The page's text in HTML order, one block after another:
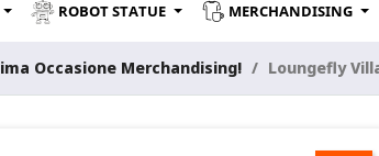
ROBOT STATUE MERCHANDISING
Occasione Merchandising! Loungefly